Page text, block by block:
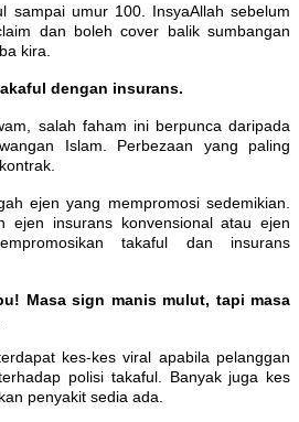
sampai umur 100. InsyaAllah sebelum
dan boleh cover balik sumbangan
kira.
dengan insurans.
salah faham ini berpunca daripada
Islam. Perbezaan yang paling
ejen yang mempromosi sedemikian.
ejen insurans konvensional atau ejen
takaful dan insurans
Masa sign manis mulut, tapi masa
kes-kes viral apabila pelanggan
polisi takaful. Banyak juga kes
penyakit sedia ada.